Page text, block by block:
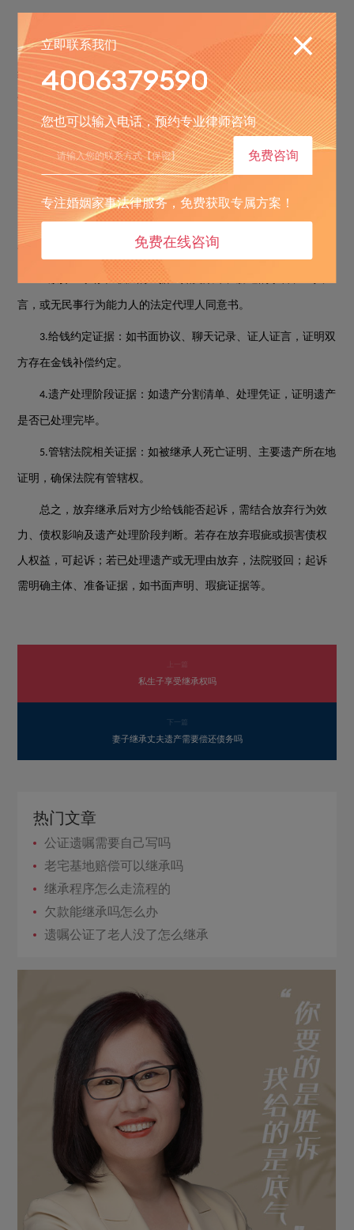
选择管辖法院：一般由被继承人死亡时住所地或主要遗产所
在地法院管辖。例如，继承人D 在被继承人 死亡后，未告知其他
继承人擅自放弃继承，导致其他继承人F应得份额减少，F可向E死
亡时住所地法院起诉，要求确认D的放弃行为无效并重新分割遗
产。
三、放弃继承后少给钱起诉需哪些证据
放弃继承后少给钱起诉需以下证据：
1.放弃继承书面声明：证明放弃继承的意思表示，需注意是否
存在瑕疵。
放弃继承存在瑕疵的证据：如受欺诈、胁迫的录音、证人证
言，或无民事行为能力人的法定代理人同意书。
3.给钱约定证据：如书面协议、聊天记录、证人证言，证明双
方存在金钱补偿约定。
4.遗产处理阶段证据：如遗产分割清单、处理凭证，证明遗产
是否已处理完毕。
5.管辖法院相关证据：如被继承人死亡证明、主要遗产所在地
证明，确保法院有管辖权。
总之，放弃继承后对方少给钱能否起诉，需结合放弃行为效
力、债权影响及遗产处理阶段判断。若存在放弃瑕疵或损害债权
人权益，可起诉；若已处理遗产或无理由放弃，法院驳回；起诉
需明确主体、准备证据，如书面声明、瑕疵证据等。
上一篇
私生子享受继承权吗
下一篇
妻子继承丈夫遗产需要偿还债务吗
热门文章
公证遗嘱需要自己写吗
老宅基地赔偿可以继承吗
继承程序怎么走流程的
欠款能继承吗怎么办
遗嘱公证了老人没了怎么继承
立即联系我们
4006379590
您也可以输入电话，预约专业律师咨询
免费咨询
专注婚姻家事法律服务，免费获取专属方案！
免费在线咨询